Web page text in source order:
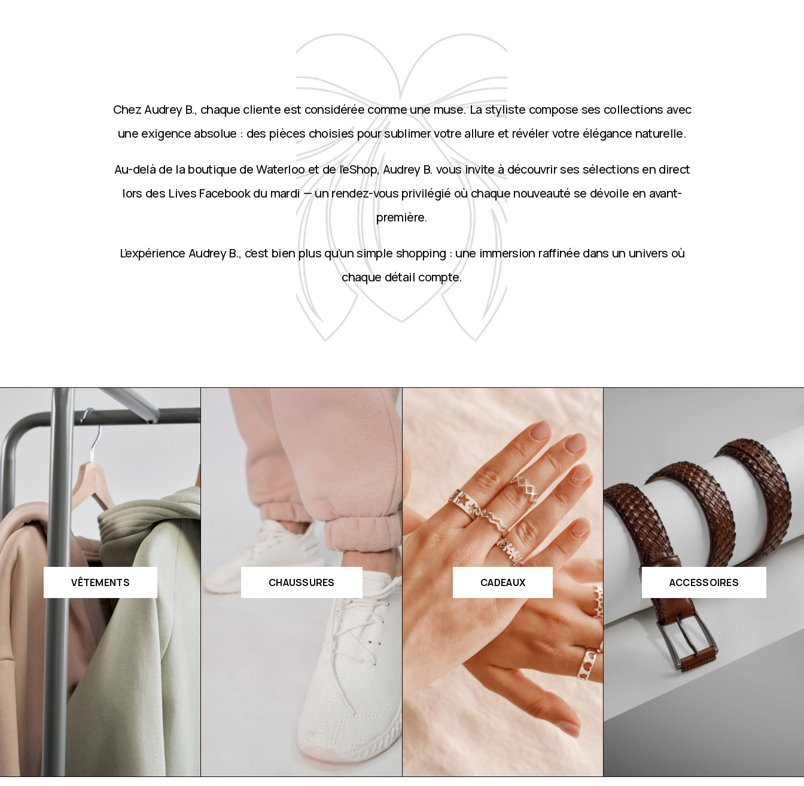
Chez Audrey B., chaque cliente est considérée comme une muse. La styliste compose ses collections avec
une exigence absolue : des pièces choisies pour sublimer votre allure et révéler votre élégance naturelle.
Au-delà de la boutique de Waterloo et de l’eShop, Audrey B. vous invite à découvrir ses sélections en direct
lors des Lives Facebook du mardi — un rendez-vous privilégié où chaque nouveauté se dévoile en avant-
première.
L’expérience Audrey B., c’est bien plus qu’un simple shopping : une immersion raffinée dans un univers où
chaque détail compte.
VÊTEMENTS CHAUSSURES CADEAUX ACCESSOIRES